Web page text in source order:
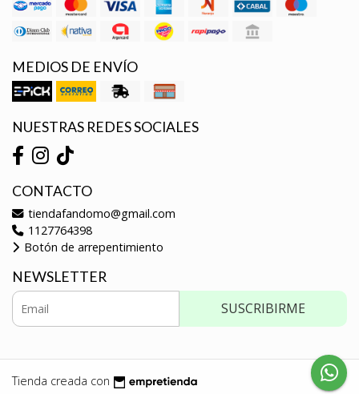
MEDIOS DE ENVÍO
NUESTRAS REDES SOCIALES
CONTACTO
tiendafandomo@gmail.com
1127764398
Botón de arrepentimiento
NEWSLETTER
SUSCRIBIRME
Tienda creada con